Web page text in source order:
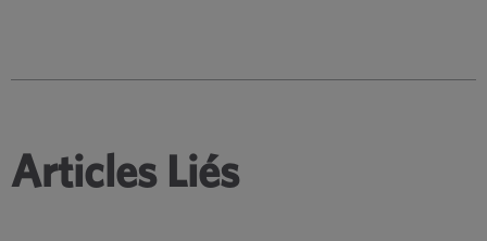
Articles Liés